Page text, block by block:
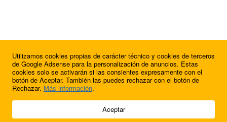
© 2009 - 2026 Soluciones Corporativas IP, SL.
Utilizamos cookies propias de carácter técnico y cookies de terceros
de Google Adsense para la personalización de anuncios. Estas
cookies solo se activarán si las consientes expresamente con el
botón de Aceptar. También las puedes rechazar con el botón de
Rechazar. Más información.
Aceptar